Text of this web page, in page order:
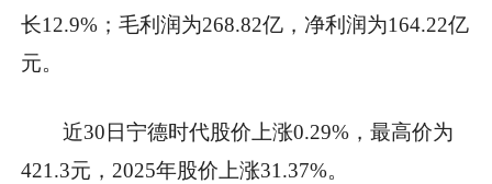
长12.9%；毛利润为268.82亿，净利润为164.22亿
元。
近30日宁德时代股价上涨0.29%，最高价为
421.3元，2025年股价上涨31.37%。